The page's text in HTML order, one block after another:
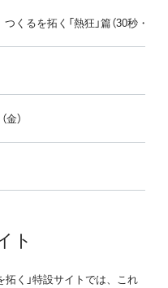
くるを拓く「熱狂」篇（30秒・15秒
）
ト
く」特設サイトでは、これ